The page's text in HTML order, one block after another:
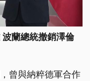
蘭總統撤銷澤倫
曾與納粹德軍合作